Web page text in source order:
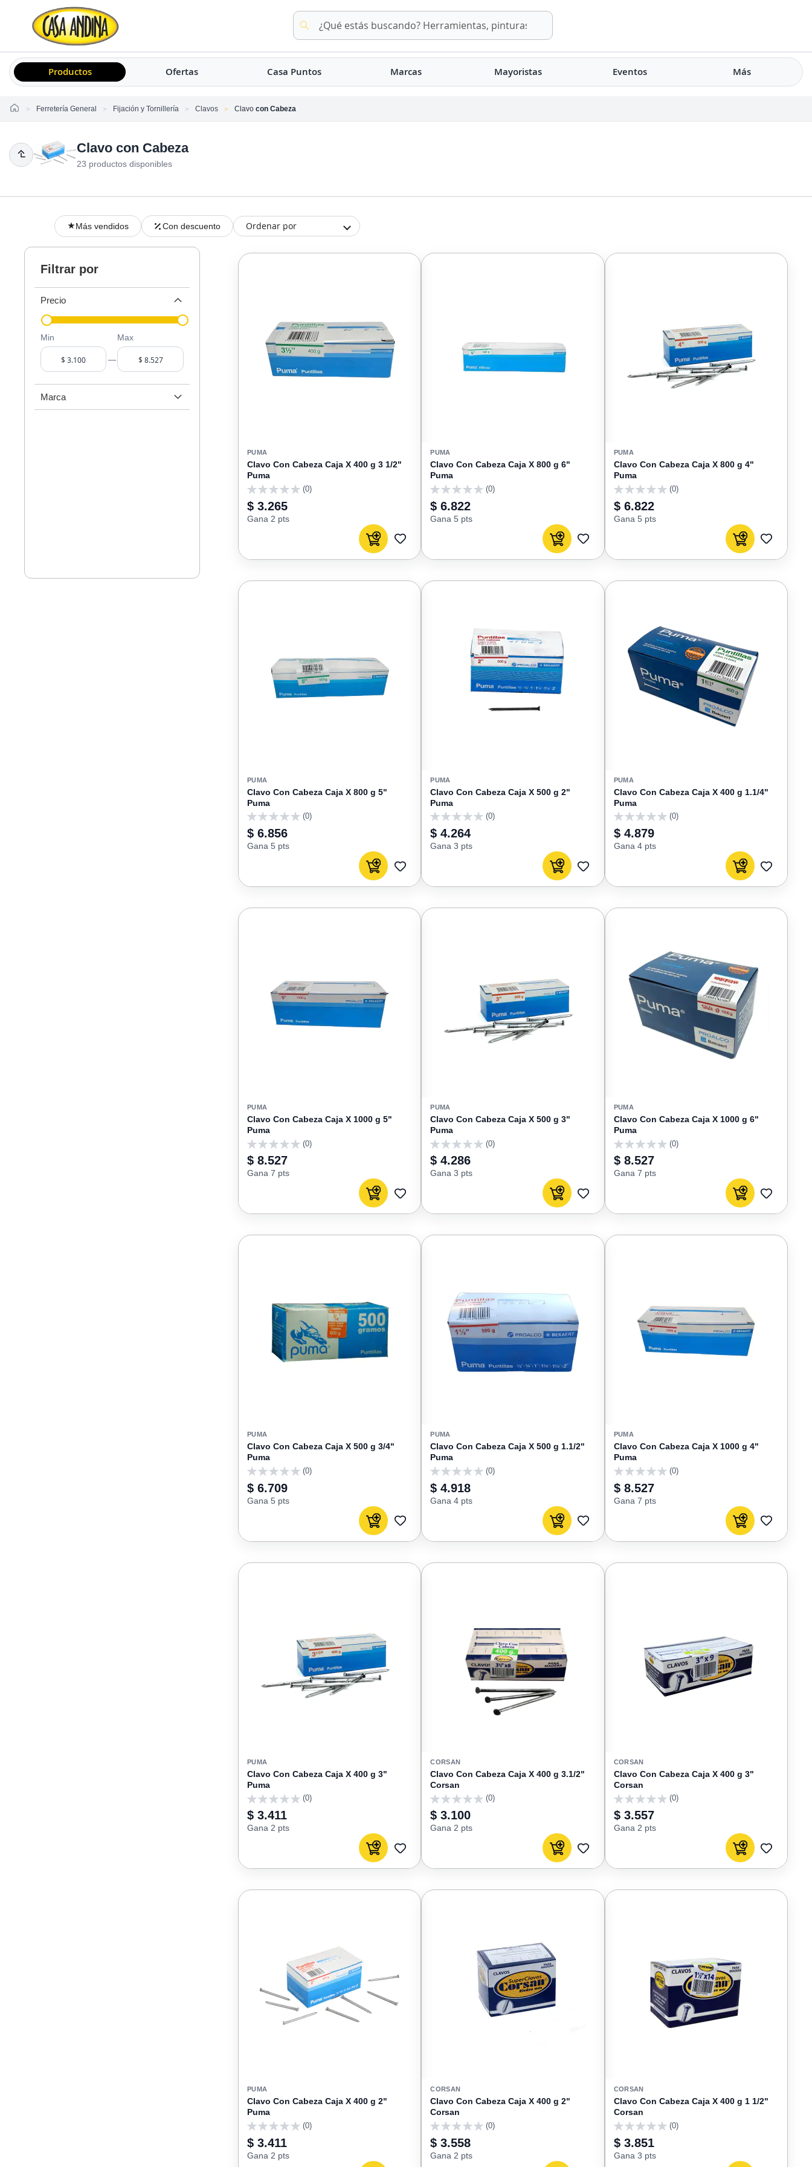
Buscar
Buscar
Productos Ofertas Casa Puntos Marcas Mayoristas Eventos Más
HomeFerretería General Fijación y Tornillería Clavos Clavo con Cabeza
Clavo con Cabeza
23 productos disponibles
Más vendidos Con descuento Ordenar por
PUMA
Clavo Con Cabeza Caja X 400 g 3 1/2"
Puma
(0)
$ 3.265
Gana 2 pts
Agregar al carrito
AGREGAR
FAVORITOS
PUMA
Clavo Con Cabeza Caja X 800 g 6"
Puma
(0)
$ 6.822
Gana 5 pts
Agregar al carrito
AGREGAR
FAVORITOS
PUMA
Clavo Con Cabeza Caja X 800 g 4"
Puma
(0)
$ 6.822
Gana 5 pts
Agregar al carrito
AGREGAR
PUMA
Clavo Con Cabeza Caja X 800 g 5"
Puma
0
(0)
$ 6.856
Gana 5 pts
Agregar al carrito
AGREGAR
FAVORITOS
PUMA
Clavo Con Cabeza Caja X 500 g 2"
Puma
0
(0)
$ 4.264
Gana 3 pts
Agregar al carrito
AGREGAR
FAVORITOS
PUMA
Clavo Con Cabeza Caja X 400 g 1.1/4"
Puma
0
(0)
$ 4.879
Gana 4 pts
Agregar al carrito
AGREGAR
PUMA
Clavo Con Cabeza Caja X 1000 g 5"
Puma
0
(0)
$ 8.527
Gana 7 pts
Agregar al carrito
AGREGAR
FAVORITOS
PUMA
Clavo Con Cabeza Caja X 500 g 3"
Puma
0
(0)
$ 4.286
Gana 3 pts
Agregar al carrito
AGREGAR
FAVORITOS
PUMA
Clavo Con Cabeza Caja X 1000 g 6"
Puma
0
(0)
$ 8.527
Gana 7 pts
Agregar al carrito
AGREGAR
PUMA
Clavo Con Cabeza Caja X 500 g 3/4"
Puma
(0)
$ 6.709
Gana 5 pts
Agregar al carrito
AGREGAR
FAVORITOS
PUMA
Clavo Con Cabeza Caja X 500 g 1.1/2"
Puma
(0)
$ 4.918
Gana 4 pts
Agregar al carrito
AGREGAR
FAVORITOS
PUMA
Clavo Con Cabeza Caja X 1000 g 4"
Puma
(0)
$ 8.527
Gana 7 pts
Agregar al carrito
AGREGAR
PUMA
Clavo Con Cabeza Caja X 400 g 3"
Puma
0
(0)
$ 3.411
Gana 2 pts
Agregar al carrito
AGREGAR
FAVORITOS
CORSAN
Clavo Con Cabeza Caja X 400 g 3.1/2"
Corsan
0
(0)
$ 3.100
Gana 2 pts
Agregar al carrito
AGREGAR
FAVORITOS
CORSAN
Clavo Con Cabeza Caja X 400 g 3"
Corsan
0
(0)
$ 3.557
Gana 2 pts
Agregar al carrito
AGREGAR
PUMA
Clavo Con Cabeza Caja X 400 g 2"
Puma
(0)
$ 3.411
Gana 2 pts
CORSAN
Clavo Con Cabeza Caja X 400 g 2"
Corsan
(0)
$ 3.558
Gana 2 pts
CORSAN
Clavo Con Cabeza Caja X 400 g 1 1/2"
Corsan
(0)
$ 3.851
Gana 3 pts
Filtrar por
Precio
Min
–
Max
Marca